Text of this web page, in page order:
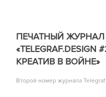
ПЕЧАТНЫЙ ЖУРНАЛ
«TELEGRAF.DESIGN
КРЕАТИВ В ВОЙНЕ»
Второй номер журнала Telegraf